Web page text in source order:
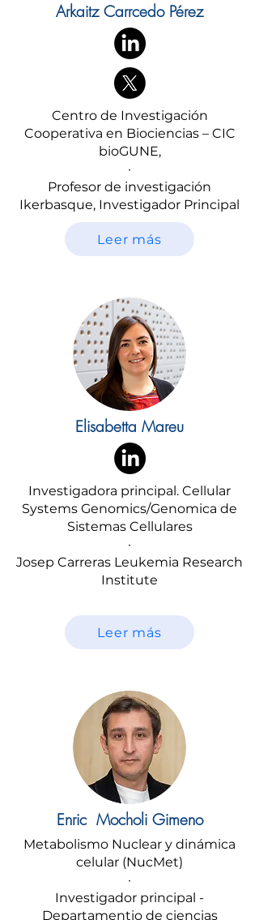
Arkaitz Carrcedo Pérez
Centro de Investigación
Cooperativa en Biociencias – CIC
bioGUNE,
·
Profesor de investigación
Ikerbasque, Investigador Principal
Leer más
Elisabetta Mareu
Investigadora principal. Cellular
Systems Genomics/Genomica de
Sistemas Cellulares
·
Josep Carreras Leukemia Research
Institute
Leer más
Enric Mocholi Gimeno
Metabolismo Nuclear y dinámica
celular (NucMet)
·
Investigador principal -
Departamentio de ciencias